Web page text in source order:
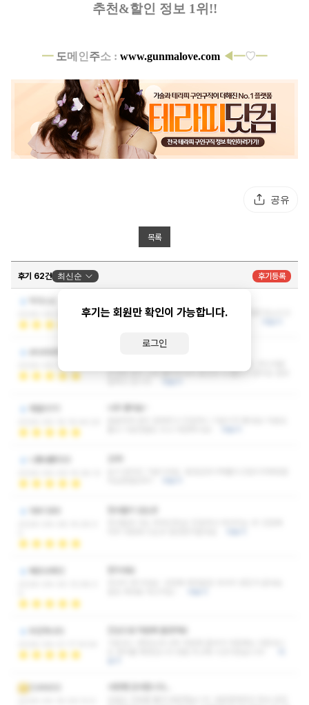
추천&할인 정보 1위!!
━ 도메 인 주소 : www.gunmalove.com ◀━♡━
공유
목록
후기 62건 최신순 후기등록
후기는 회원만 확인이 가능합니다.
로그인
2026-06-26 14:41:37
훌륭해요 너무~시간 꽉꽉 채우고 관리는 두말하면 잔소리고
2026-06-18 19:10:30
손길로 뭉친 근육 풀어주셔서 뭉친곳 다 풀린거 같아요 힐링